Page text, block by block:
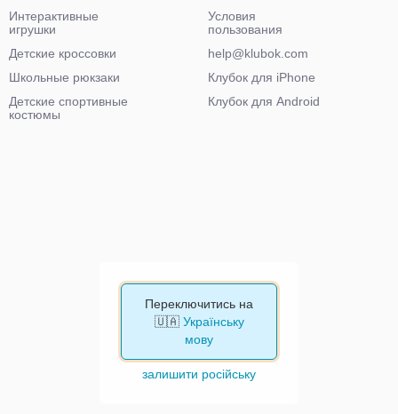
Интерактивные
игрушки
Детские кроссовки
Школьные рюкзаки
Детские спортивные
костюмы
Условия
пользования
help@klubok.com
Клубок для iPhone
Клубок для Android
Переключитись на
🇺🇦 Українську
мову
залишити російську